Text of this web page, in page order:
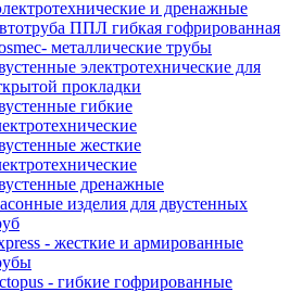
и дренажные
ППЛ гибкая гофрированная
металлические трубы
электротехнические для
прокладки
гибкие
жесткие
дренажные
изделия для двустенных
- жесткие и армированные
- гибкие гофрированные